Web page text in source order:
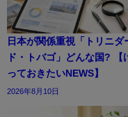
日本が関係重視「トリニダ
ド・トバゴ」どんな国? 【
っておきたいNEWS】
2026年8月10日